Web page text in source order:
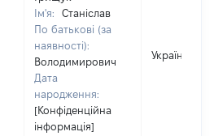
Ім'я:
Станіслав
По батькові (за
наявності):
Володимирович
Дата
народження:
[Конфіденційна
інформація]
Україна